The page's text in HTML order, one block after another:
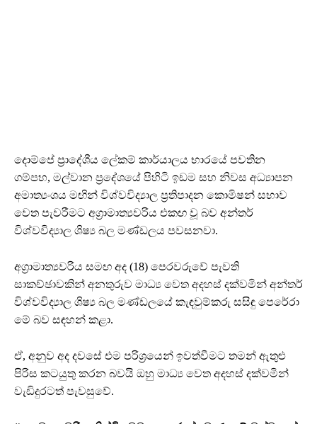
දොම්පේ ප්‍රාදේශීය ලේකම් කාර්යාලය භාරයේ පවතින
ගම්පහ, මල්වාන ප්‍රදේශයේ පිහිටි ඉඩම සහ නිවස අධ්‍යාපන
අමාත්‍යංශය මඟින් විශ්වවිද්‍යාල ප්‍රතිපාදන කොමිෂන් සභාව
වෙත පැවරීමට අග්‍රාමාත්‍යවරිය එකඟ වූ බව අන්තර්
විශ්වවිද්‍යාල ශිෂ්‍ය බල මණ්ඩලය පවසනවා.
අග්‍රාමාත්‍යවරිය සමඟ අද (18) පෙරවරුවේ පැවති
සාකච්ඡාවකින් අනතුරුව මාධ්‍ය වෙත අදහස් දක්වමින් අන්තර්
විශ්වවිද්‍යාල ශිෂ්‍ය බල මණ්ඩලයේ කැඳවුම්කරු සසිඳු පෙරේරා
මේ බව සඳහන් කළා.
ඒ, අනුව අද දවසේ එම පරිශ්‍රයෙන් ඉවත්වීමට තමන් ඇතුළු
පිරිස කටයුතු කරන බවයි ඔහු මාධ්‍ය වෙත අදහස් දක්වමින්
වැඩිදුරටත් පැවසුවේ.